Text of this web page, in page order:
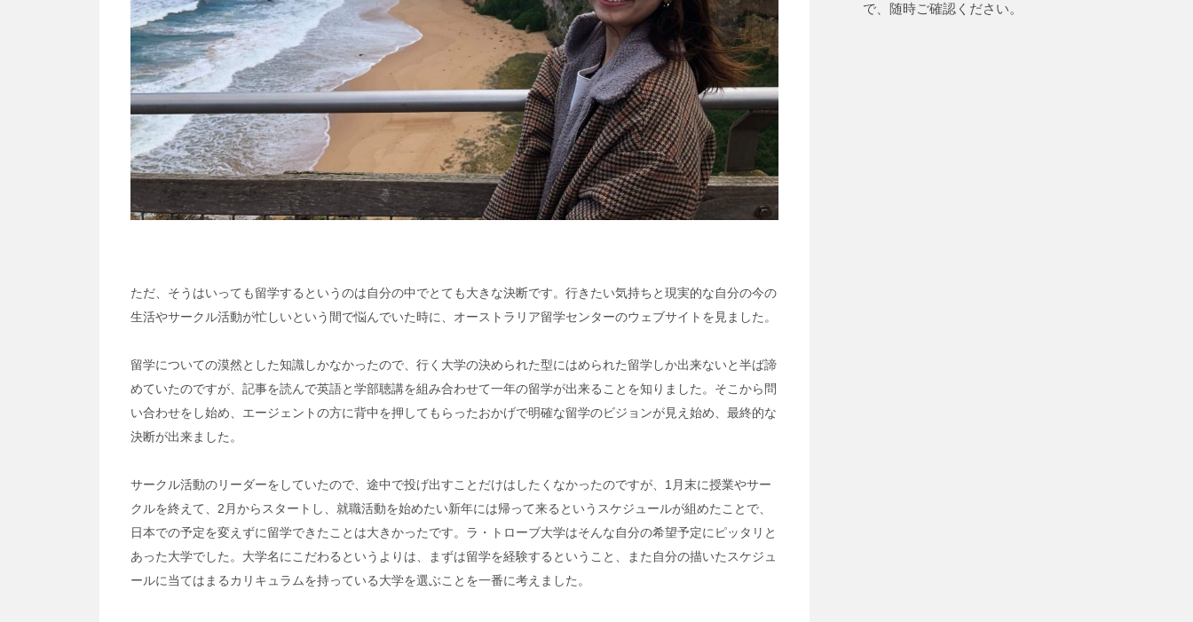
ただ、そうはいっても留学するというのは自分の中でとても大きな決断です。行きたい気持ちと現実的な自分の今の
生活やサークル活動が忙しいという間で悩んでいた時に、オーストラリア留学センターのウェブサイトを見ました。
留学についての漠然とした知識しかなかったので、行く大学の決められた型にはめられた留学しか出来ないと半ば諦
めていたのですが、記事を読んで英語と学部聴講を組み合わせて一年の留学が出来ることを知りました。そこから問
い合わせをし始め、エージェントの方に背中を押してもらったおかげで明確な留学のビジョンが見え始め、最終的な
決断が出来ました。
サークル活動のリーダーをしていたので、途中で投げ出すことだけはしたくなかったのですが、1月末に授業やサー
クルを終えて、2月からスタートし、就職活動を始めたい新年には帰って来るというスケジュールが組めたことで、
日本での予定を変えずに留学できたことは大きかったです。ラ・トローブ大学はそんな自分の希望予定にピッタリと
あった大学でした。大学名にこだわるというよりは、まずは留学を経験するということ、また自分の描いたスケジュ
ールに当てはまるカリキュラムを持っている大学を選ぶことを一番に考えました。
で、随時ご確認ください。